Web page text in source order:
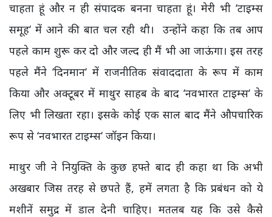
चाहता हूं और न ही संपादक बनना चाहता हूं। मेरी भी ‘टाइम्स
समूह‘ में आने की बात चल रही थी। उन्होंने कहा कि तब आप
पहले काम शुरू कर दो और जल्द ही मैं भी आ जाऊंगा। इस तरह
पहले मैंने ‘दिनमान‘ में राजनीतिक संवाददाता के रूप में काम
किया और अक्टूबर में माथुर साहब के बाद ‘नवभारत टाइम्स‘ के
लिए भी लिखता रहा। इसके कोई एक साल बाद मैंने औपचारिक
रूप से ‘नवभारत टाइम्स‘ जॉइन किया।
माथुर जी ने नियुक्ति के कुछ हफ्ते बाद ही कहा था कि अभी
अखबार जिस तरह से छपते हैं, हमें लगता है कि प्रबंधन को ये
मशीनें समुद्र में डाल देनी चाहिए। मतलब यह कि उसे कैसे